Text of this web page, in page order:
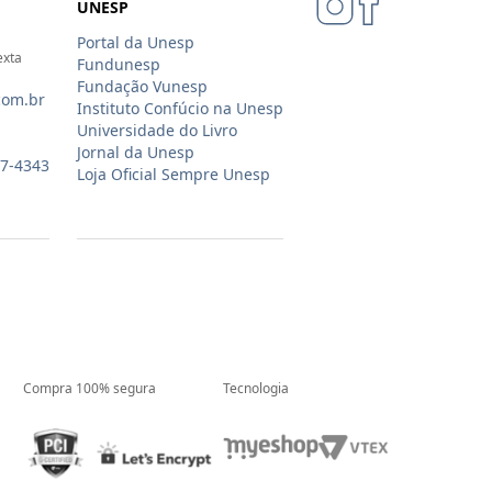
4343
UNESP
Portal da Unesp
Fundunesp
Fundação Vunesp
Instituto Confúcio na Unesp
Universidade do Livro
Jornal da Unesp
Loja Oficial Sempre Unesp
Compra 100% segura Tecnologia